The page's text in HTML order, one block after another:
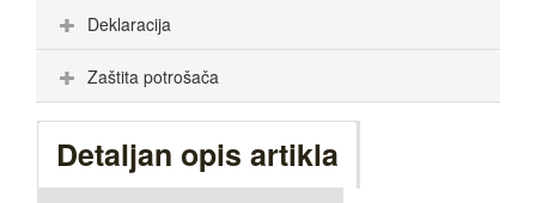
Deklaracija
Zaštita potrošača
Detaljan opis artikla